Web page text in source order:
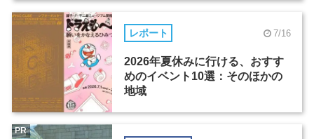
レポート 7/16
2026年夏休みに行ける、おすす
めのイベント10選：そのほかの
地域
PR